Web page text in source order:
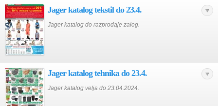
Jager katalog tekstil do 23.4.
Jager katalog do razprodaje zalog.
Jager katalog tehnika do 23.4.
Jager katalog velja do 23.04.2024.